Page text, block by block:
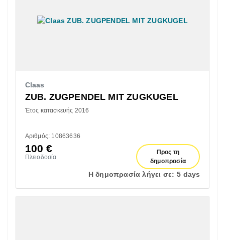
Claas
ZUB. ZUGPENDEL MIT ZUGKUGEL
Έτος κατασκευής 2016
Αριθμός: 10863636
100€
Πλειοδοσία
Προς τη
δημοπρασία
Η δημοπρασία λήγει σε: 5 days